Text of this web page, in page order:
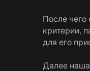
После чего
критерии,
для его
Далее